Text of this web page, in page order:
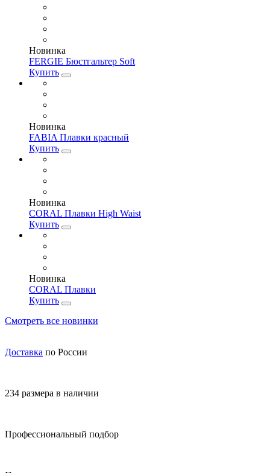
Новинка
FERGIE Бюстгальтер Soft
Купить
Новинка
FABIA Плавки красный
Купить
Новинка
CORAL Плавки High Waist
Купить
Новинка
CORAL Плавки
Купить
Смотреть все новинки
Доставка по России
234 размера в наличии
Профессиональный подбор